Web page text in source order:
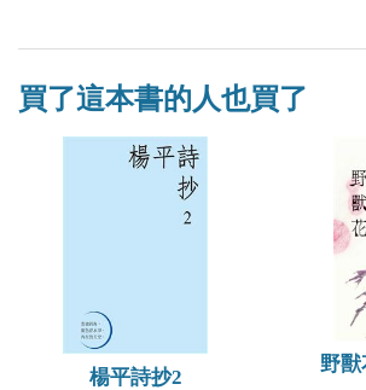
買了這本書的人也買了
楊平詩抄2
野